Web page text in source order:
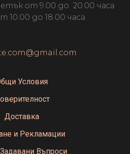
от 9.00 до 20.00 часа
10.00 до 18.00 часа
Условия
Доставка
и Рекламации
Въпроси